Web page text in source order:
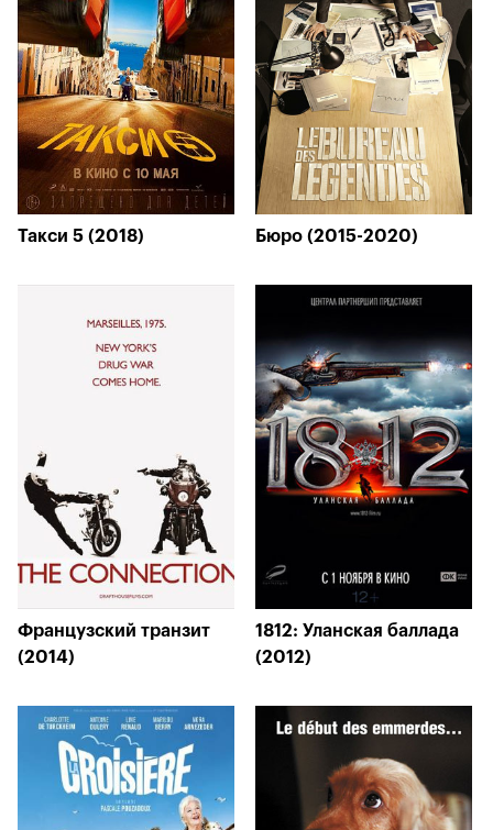
Такси 5 (2018) Бюро (2015-2020)
Французский транзит
(2014)
1812: Уланская баллада
(2012)